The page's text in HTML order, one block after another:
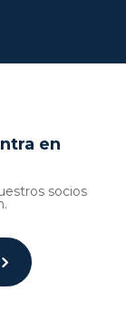
en
socios